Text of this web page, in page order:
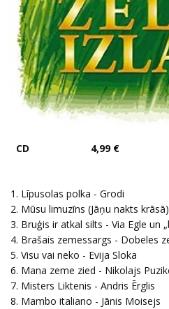
CD 4,99 €
1. Līpusolas polka - Grodi
2. Mūsu limuzīns (Jāņu nakts
3. Bruģis ir atkal silts - Via Egle un
4. Brašais zemessargs - Dobeles
5. Visu vai neko - Evija Sloka
6. Mana zeme zied - Nikolajs
7. Misters Liktenis - Andris Ērglis
8. Mambo italiano - Jānis Moisejs